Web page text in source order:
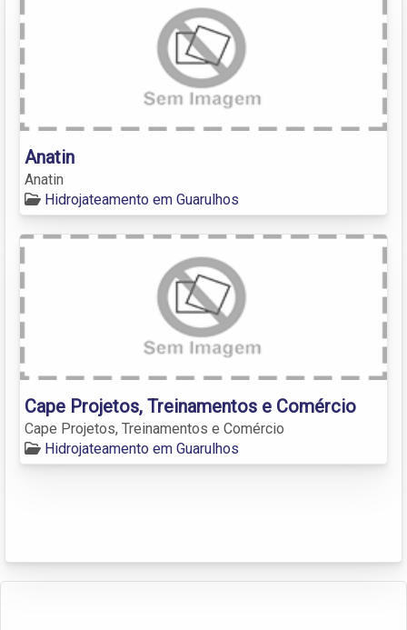
Anatin
Anatin
Hidrojateamento em Guarulhos
Cape Projetos, Treinamentos e Comércio
Cape Projetos, Treinamentos e Comércio
Hidrojateamento em Guarulhos